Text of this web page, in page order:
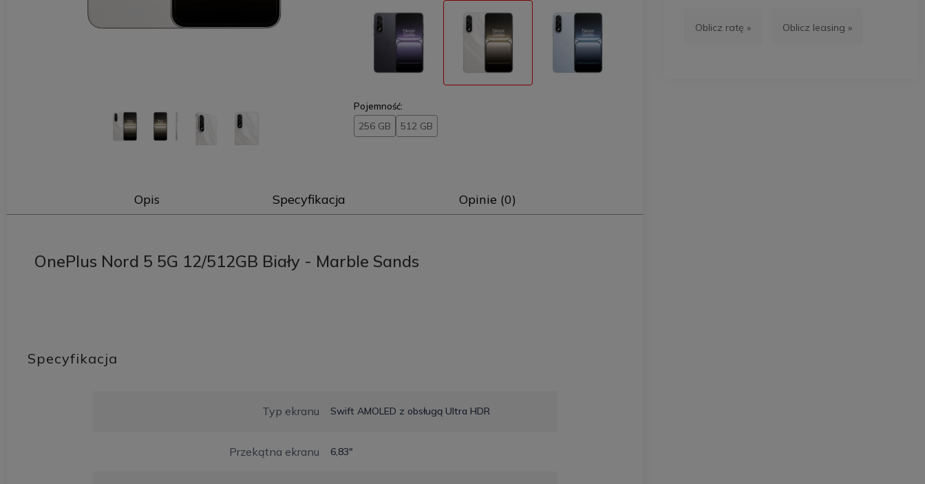
Pojemność:
256 GB 512 GB
Opis Specyfikacja Opinie (0)
OnePlus Nord 5 5G 12/512GB Biały - Marble Sands
Specyfikacja
Typ ekranu Swift AMOLED z obsługą Ultra HDR
Przekątna ekranu 6,83"
Oblicz ratę » Oblicz leasing »